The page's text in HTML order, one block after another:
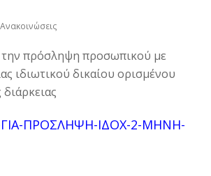
Ανακοινώσεις
την πρόσληψη προσωπικού με
ιδιωτικού δικαίου ορισμένου
ΠΡΟΣΛΗΨΗ-ΙΔΟΧ-2-ΜΗΝΗ-